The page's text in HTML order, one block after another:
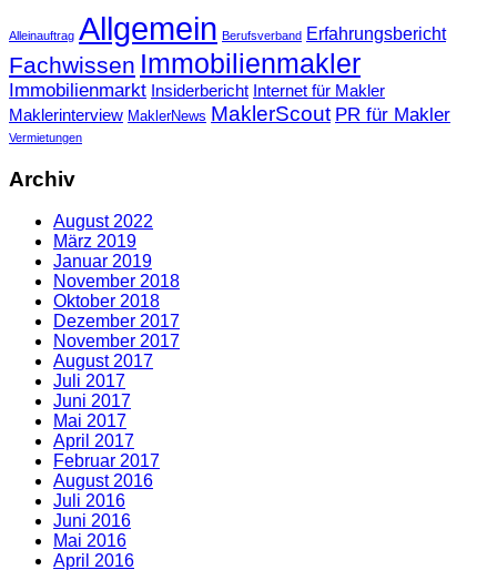
Alleinauftrag Allgemein Berufsverband Erfahrungsbericht
Fachwissen Immobilienmakler
Immobilienmarkt Insiderbericht Internet für Makler
Maklerinterview MaklerNews MaklerScout PR für Makler
Vermietungen
Archiv
August 2022
März 2019
Januar 2019
November 2018
Oktober 2018
Dezember 2017
November 2017
August 2017
Juli 2017
Juni 2017
Mai 2017
April 2017
Februar 2017
August 2016
Juli 2016
Juni 2016
Mai 2016
April 2016